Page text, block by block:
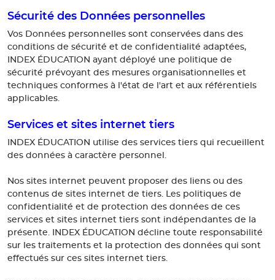
Sécurité des Données personnelles
Vos Données personnelles sont conservées dans des
conditions de sécurité et de confidentialité adaptées,
INDEX ÉDUCATION ayant déployé une politique de
sécurité prévoyant des mesures organisationnelles et
techniques conformes à l'état de l'art et aux référentiels
applicables.
Services et sites internet tiers
INDEX ÉDUCATION utilise des services tiers qui recueillent
des données à caractère personnel.
Nos sites internet peuvent proposer des liens ou des
contenus de sites internet de tiers. Les politiques de
confidentialité et de protection des données de ces
services et sites internet tiers sont indépendantes de la
présente. INDEX ÉDUCATION décline toute responsabilité
sur les traitements et la protection des données qui sont
effectués sur ces sites internet tiers.